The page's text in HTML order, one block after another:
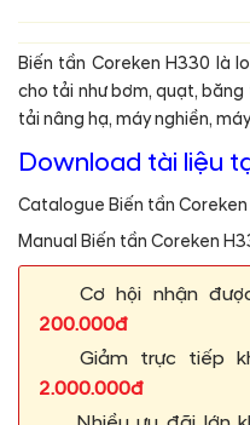
Biến tần Coreken H330 là
cho tải như bơm, quạt,
tải nâng hạ, máy nghiền,
Download tài liệu
Catalogue Biến tần
Manual Biến tần Coreken
Cơ hội nhận
200.000đ
Giảm trực tiếp
2.000.000đ